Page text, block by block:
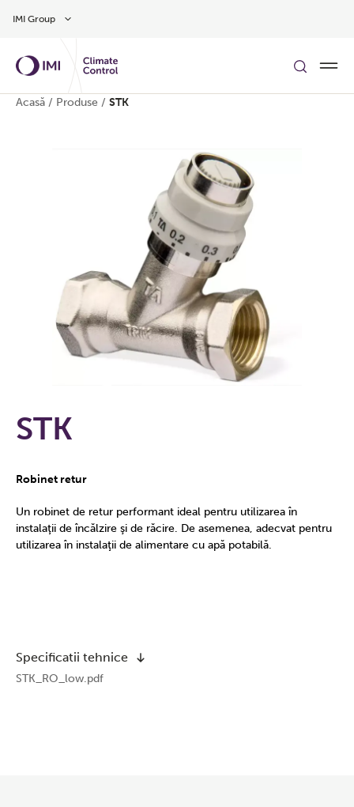
IMI Group
Acasă / Produse / STK
STK
Robinet retur
Un robinet de retur performant ideal pentru utilizarea în
instalaţii de încălzire şi de răcire. De asemenea, adecvat pentru
utilizarea în instalaţii de alimentare cu apă potabilă.
Specificatii tehnice
STK_RO_low.pdf